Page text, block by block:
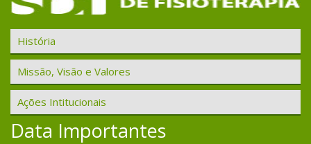
História
Missão, Visão e Valores
Ações Intitucionais
Data Importantes